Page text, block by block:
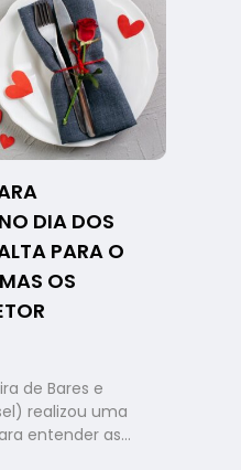
DIA DOS
PARA O
OS
de Bares e
realizou uma
entender as…